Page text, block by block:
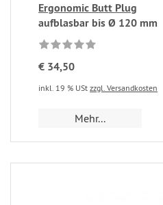
Ergonomic Butt Plug
aufblasbar bis Ø 120 mm
€ 34,50
inkl. 19 % USt zzgl. Versandkosten
Mehr...